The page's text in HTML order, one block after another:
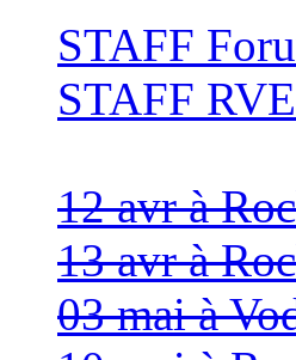
STAFF
STAFF
12 avr à
13 avr à
03 mai à